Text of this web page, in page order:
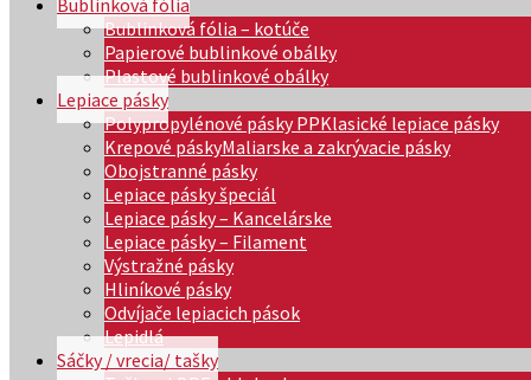
Bublinková fólia
Bublinková fólia – kotúče
Papierové bublinkové obálky
Plastové bublinkové obálky
Lepiace pásky
Polypropylénové pásky PPKlasické lepiace pásky
Krepové páskyMaliarske a zakrývacie pásky
Obojstranné pásky
Lepiace pásky špeciál
Lepiace pásky – Kancelárske
Lepiace pásky – Filament
Výstražné pásky
Hliníkové pásky
Odvíjače lepiacich pások
Lepidlá
Sáčky / vrecia/ tašky